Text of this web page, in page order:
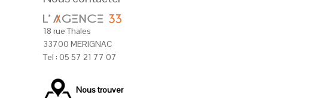
MaisonCestas375 000€
18 rue Thales
33700 MERIGNAC
Tel : 05 57 21 77 07
Nous trouver